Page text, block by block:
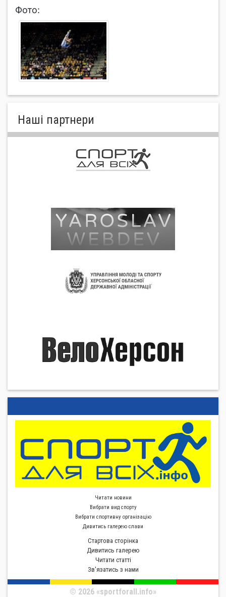
Фото:
Нашi партнери
Читати новини
Вибрати вид спорту
Вибрати спортивну органiзацiю
Дивитись галерею слави
Стартова сторiнка
Дивитись галерею
Читати статті
Зв'язатись з нами
© 2026 «sportforall.info»